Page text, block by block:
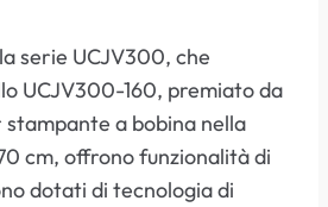
serie UCJV300, che
UCJV300-160, premiato da
stampante a bobina nella
cm, offrono funzionalità di
dotati di tecnologia di